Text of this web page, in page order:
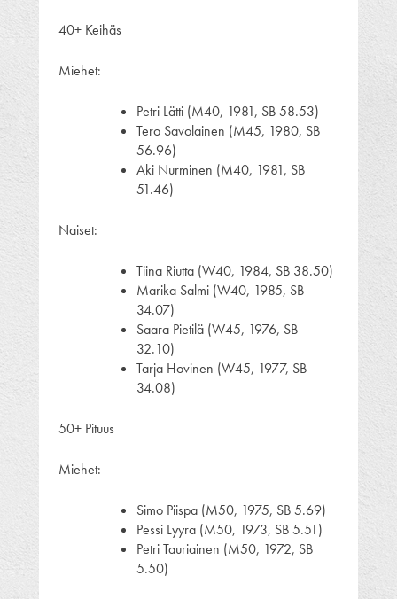
40+ Keihäs
Miehet:
Petri Lätti (M40, 1981, SB 58.53)
Tero Savolainen (M45, 1980, SB
56.96)
Aki Nurminen (M40, 1981, SB
51.46)
Naiset:
Tiina Riutta (W40, 1984, SB 38.50)
Marika Salmi (W40, 1985, SB
34.07)
Saara Pietilä (W45, 1976, SB
32.10)
Tarja Hovinen (W45, 1977, SB
34.08)
50+ Pituus
Miehet:
Simo Piispa (M50, 1975, SB 5.69)
Pessi Lyyra (M50, 1973, SB 5.51)
Petri Tauriainen (M50, 1972, SB
5.50)